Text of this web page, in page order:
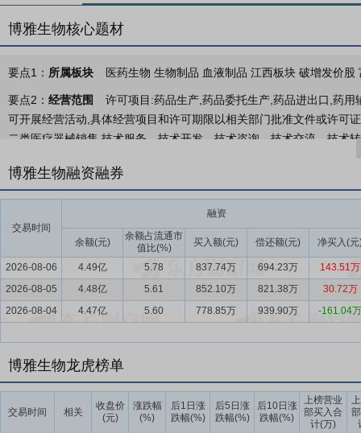
博雅生物核心题材
要点1： 所属板块 医药生物 生物制品 血液制品 江西板块 破增发价
要点2： 经营范围
许可项目:药品生产,药品委托生产,药品进出口,药
可开展经营活动,具体经营项目和许可期限以相关部门批准文件或许可
二类医疗器械销售,技术服务、技术开发、技术咨询、技术交流、技
多用于免疫性疾病治疗，传染性疾病被动免疫和治疗等；凝血因子在
业之一，产品涵盖人血白蛋白、静注人免疫球蛋白（pH4）和凝血因
要点4：新百药业生化类用药业务
新百药业深耕生化制药领域，系
“江苏省多肽类药物工程技术研究中心”。经过多年发展，新百药业逐
主、其他类药品为辅”的发展格局。新百药业涉及骨科、肝炎、妇科
要点5： 安徽格林克医药销售业务
要点6：博雅欣和化学药业务
博雅欣和在2014年成立，主营业务为
了以西他沙星项目、他汀类项目为核心的原料制剂一体化发展策略，
现规模化生产，导致业绩未达预期，博雅欣和处于持续亏损状态。报
博雅生物融资融券
交易时间
融资
余额(元)
余额占流通市
值比(%)
买入额(元) 偿还额(元) 净买入(元
2026-08-06 4.49亿 5.78 837.74万 694.23万
143.51万
2026-08-05
4.48亿 5.61 852.10万 821.38万
30.72万
2026-08-04
4.47亿 5.60 778.85万 939.90万 -161.04万
博雅生物龙虎榜单
交易时间 相关
收盘价
(元)
涨跌幅
(%)
后1日涨
跌幅(%)
后5日涨
跌幅(%)
后10日涨
跌幅(%)
上榜营业
部买入合
计(万)